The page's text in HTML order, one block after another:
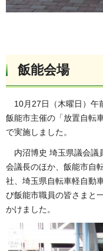
飯能会場
10月27日（木曜日）午
飯能市主催の「放置自転
で実施しました。
内沼博史 埼玉県議会議
会議長のほか、飯能市自
社、埼玉県自転車軽自動
び飯能市職員の皆さまと
かけました。